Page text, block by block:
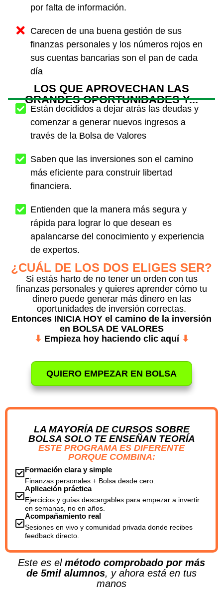
por falta de información.
Carecen de una buena gestión de sus
finanzas personales y los números rojos en
sus cuentas bancarias son el pan de cada
día
LOS QUE APROVECHAN LAS
GRANDES OPORTUNIDADES Y...
Están decididos a dejar atrás las deudas y
comenzar a generar nuevos ingresos a
través de la Bolsa de Valores
Saben que las inversiones son el camino
más eficiente para construir libertad
financiera.
Entienden que la manera más segura y
rápida para lograr lo que desean es
apalancarse del conocimiento y experiencia
de expertos.
¿CUÁL DE LOS DOS ELIGES SER?
Si estás harto de no tener un orden con tus
finanzas personales y quieres aprender cómo tu
dinero puede generar más dinero en las
oportunidades de inversión correctas.
Entonces INICIA HOY el camino de la inversión
en BOLSA DE VALORES
⬇ Empieza hoy haciendo clic aquí ⬇
QUIERO EMPEZAR EN BOLSA
LA MAYORÍA DE CURSOS SOBRE
BOLSA SOLO TE ENSEÑAN TEORÍA
ESTE PROGRAMA ES DIFERENTE
PORQUE COMBINA:
Formación clara y simple
Finanzas personales + Bolsa desde cero.
Aplicación práctica
Ejercicios y guías descargables para empezar a invertir
en semanas, no en años.
Acompañamiento real
Sesiones en vivo y comunidad privada donde recibes
feedback directo.
Este es el método comprobado por más
de 5mil alumnos, y ahora está en tus
manos